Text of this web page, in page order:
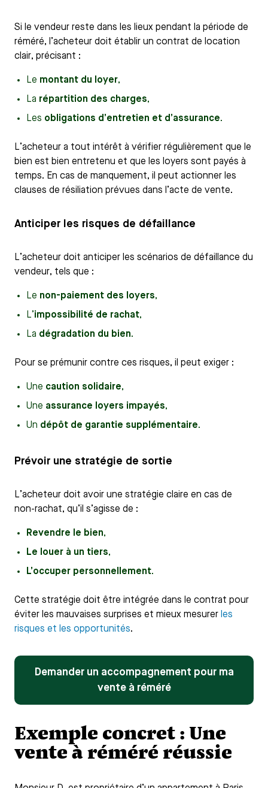
Si le vendeur reste dans les lieux pendant la période de
réméré, l’acheteur doit établir un contrat de location
clair, précisant :
Le montant du loyer,
La répartition des charges,
Les obligations d’entretien et d’assurance.
L’acheteur a tout intérêt à vérifier régulièrement que le
bien est bien entretenu et que les loyers sont payés à
temps. En cas de manquement, il peut actionner les
clauses de résiliation prévues dans l’acte de vente.
Anticiper les risques de défaillance
L’acheteur doit anticiper les scénarios de défaillance du
vendeur, tels que :
Le non-paiement des loyers,
L’impossibilité de rachat,
La dégradation du bien.
Pour se prémunir contre ces risques, il peut exiger :
Une caution solidaire,
Une assurance loyers impayés,
Un dépôt de garantie supplémentaire.
Prévoir une stratégie de sortie
L’acheteur doit avoir une stratégie claire en cas de
non-rachat, qu’il s’agisse de :
Revendre le bien,
Le louer à un tiers,
L’occuper personnellement.
Cette stratégie doit être intégrée dans le contrat pour
éviter les mauvaises surprises et mieux mesurer les
risques et les opportunités.
Demander un accompagnement pour ma
vente à réméré
Exemple concret : Une
vente à réméré réussie